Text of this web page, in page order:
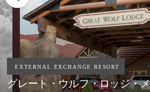
グレート・ウルフ・ロッジ・